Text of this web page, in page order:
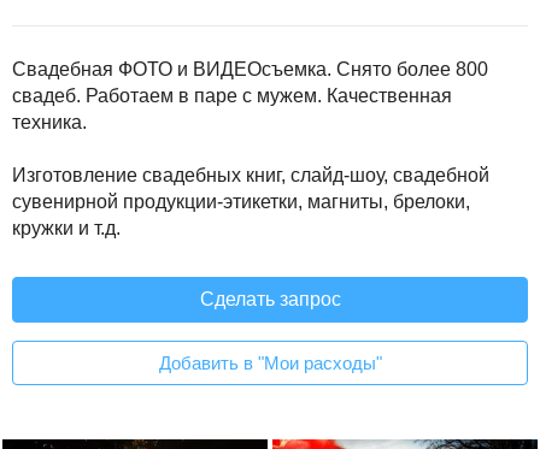
Свадебная ФОТО и ВИДЕОсъемка. Снято более 800
свадеб. Работаем в паре с мужем. Качественная
техника.
Изготовление свадебных книг, слайд-шоу, свадебной
сувенирной продукции-этикетки, магниты, брелоки,
кружки и т.д.
Сделать запрос
Добавить в "Мои расходы"